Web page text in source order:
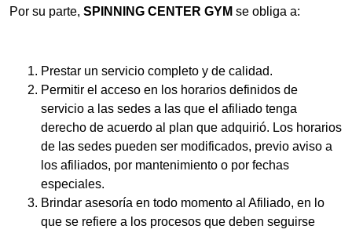
Por su parte, SPINNING CENTER GYM se obliga a:
Prestar un servicio completo y de calidad.
Permitir el acceso en los horarios definidos de
servicio a las sedes a las que el afiliado tenga
derecho de acuerdo al plan que adquirió. Los horarios
de las sedes pueden ser modificados, previo aviso a
los afiliados, por mantenimiento o por fechas
especiales.
Brindar asesoría en todo momento al Afiliado, en lo
que se refiere a los procesos que deben seguirse